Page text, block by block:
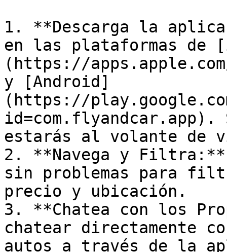
1. **Descarga la
en las plataformas de
(https://
y [Android]
(https://
id=com.flyandcar.app).
estarás al volante de
2. **Navega y
sin problemas para
precio y ubicación.
3. **Chatea con los
chatear directamente
autos a través de la